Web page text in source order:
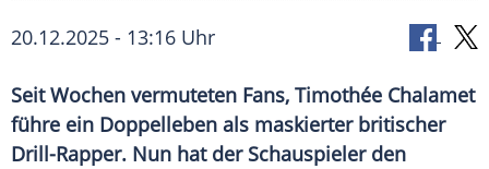
20.12.2025 - 13:16 Uhr
Seit Wochen vermuteten Fans, Timothée Chalamet
führe ein Doppelleben als maskierter britischer
Drill-Rapper. Nun hat der Schauspieler den